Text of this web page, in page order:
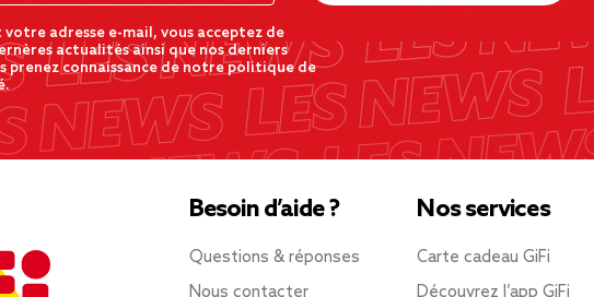
votre adresse e-mail, vous acceptez de
actualités ainsi que nos derniers
prenez connaissance de notre politique de
Besoin d’aide ?
Questions & réponses
Nous contacter
Nos services
Carte cadeau GiFi
Découvrez l’app GiFi